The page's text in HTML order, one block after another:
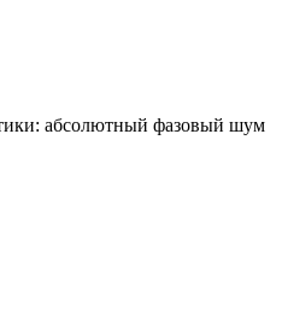
абсолютный фазовый шум